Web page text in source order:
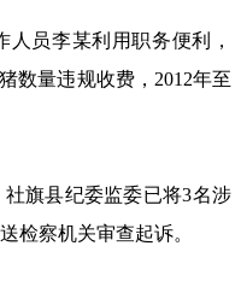
员李某利用职务便利，
数量违规收费，2012年至
旗县纪委监委已将3名涉
检察机关审查起诉。